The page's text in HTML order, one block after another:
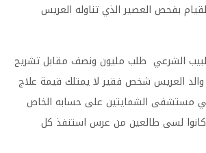
القيام بفحص العصير الذي تناوله العريس
الشرعي طلب مليون ونصف مقابل تشريح
والد العريس شخص فقير لا يمتلك قيمة علاج
في مستشفى الشمايتين على حسابه الخاص
لسى طالعين من عرس استنفذ كل